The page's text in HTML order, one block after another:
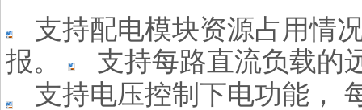
支持配电模块资源占用情
报。
支持每路直流负载的
支持电压控制下电功能，